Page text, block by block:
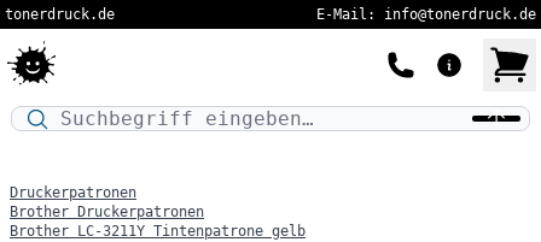
tonerdruck.de E-Mail: info@tonerdruck.de
Druckermodell oder Produktnamen eingeben…
Druckerpatronen
Brother Druckerpatronen
Brother LC-3211Y Tintenpatrone gelb